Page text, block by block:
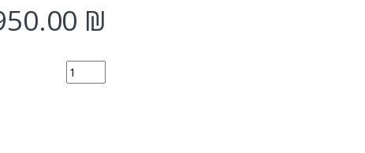
₪
PRO AX 1.1 quantity